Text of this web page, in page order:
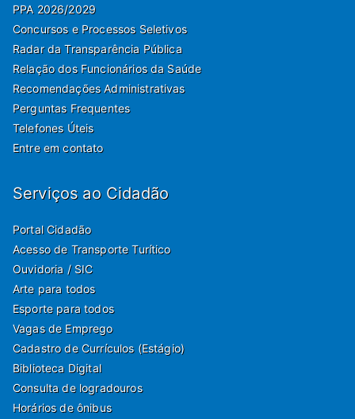
PPA 2026/2029
Concursos e Processos Seletivos
Radar da Transparência Pública
Relação dos Funcionários da Saúde
Recomendações Administrativas
Perguntas Frequentes
Telefones Úteis
Entre em contato
Serviços ao Cidadão
Portal Cidadão
Acesso de Transporte Turítico
Ouvidoria / SIC
Arte para todos
Esporte para todos
Vagas de Emprego
Cadastro de Currículos (Estágio)
Biblioteca Digital
Consulta de logradouros
Horários de ônibus